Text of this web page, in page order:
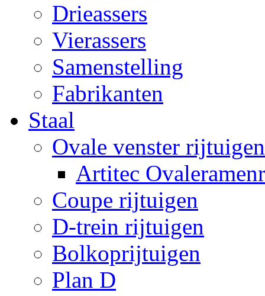
Drieassers
Vierassers
Samenstelling
Fabrikanten
Staal
Ovale venster rijtuigen
Artitec
Coupe rijtuigen
D-trein rijtuigen
Bolkoprijtuigen
Plan D